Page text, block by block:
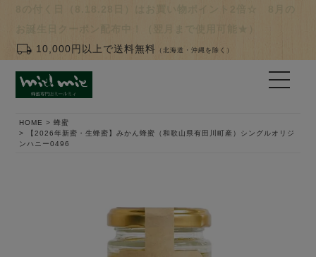
local_shipping 10,000円以上で送料無料 （北海道・沖縄を除く）
HOME
蜂蜜
【2026年新蜜・生蜂蜜】みかん蜂蜜（和歌山県有田川町産）シングルオリジ
ンハニー0496